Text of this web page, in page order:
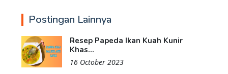
Postingan Lainnya
Resep Papeda Ikan Kuah Kunir
Khas...
16 October 2023